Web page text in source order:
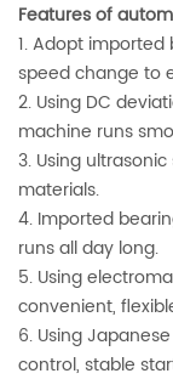
Features of
1. Adopt
speed change to
2. Using DC
machine runs
3. Using
materials.
4. Imported
runs all day long.
5. Using
convenient,
6. Using
control, stable